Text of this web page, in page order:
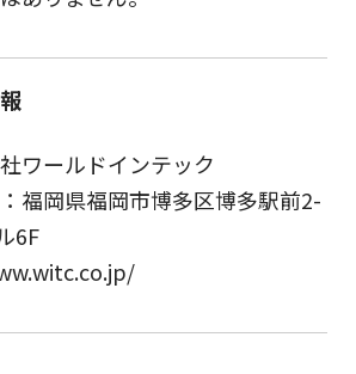
ワールドインテック
福岡県福岡市博多区博多駅前2-
6F